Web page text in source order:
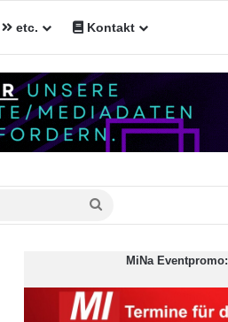
etc. Kontakt
MiNa Eventpromo: